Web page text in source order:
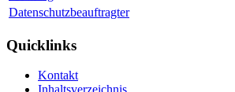
Datenschutzbeauftragter
Quicklinks
Kontakt